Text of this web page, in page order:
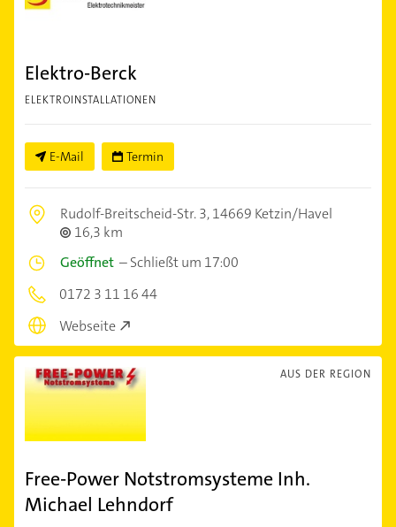
Elektro-Berck
ELEKTROINSTALLATIONEN
E-Mail Termin
Rudolf-Breitscheid-Str. 3,14669 Ketzin/Havel
16,3 km
Geöffnet –Schließt um 17:00
0172 3 11 16 44
Webseite
AUS DER REGION
Free-Power Notstromsysteme Inh.
Michael Lehndorf